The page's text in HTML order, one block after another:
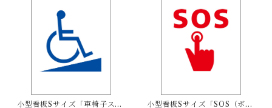
小型看板Sサイズ「車椅子スロ 小型看板Sサイズ「SOS（ボタ